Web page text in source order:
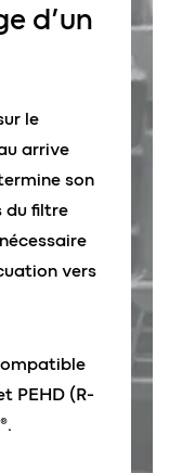
d’un
le
arrive
son
du filtre
vers
PEHD (R-